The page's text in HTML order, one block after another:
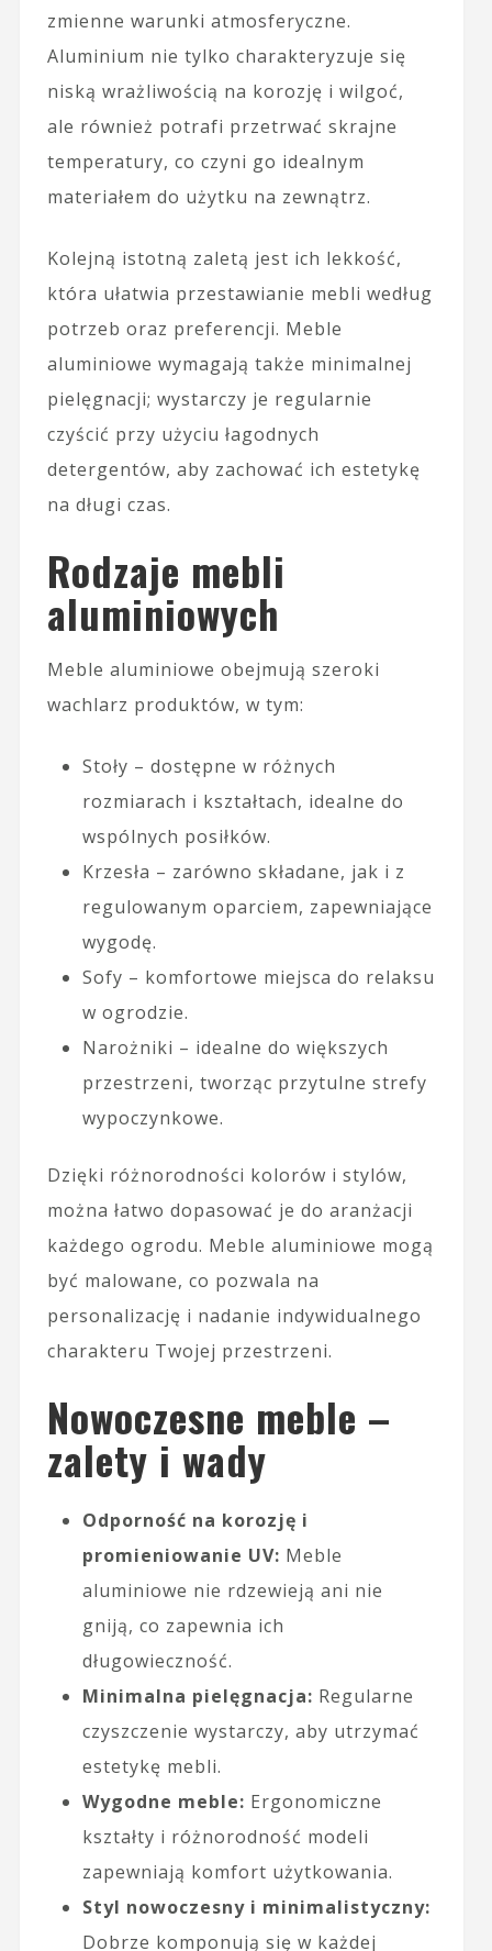
zmienne warunki atmosferyczne.
Aluminium nie tylko charakteryzuje się
niską wrażliwością na korozję i wilgoć,
ale również potrafi przetrwać skrajne
temperatury, co czyni go idealnym
materiałem do użytku na zewnątrz.
Kolejną istotną zaletą jest ich lekkość,
która ułatwia przestawianie mebli według
potrzeb oraz preferencji. Meble
aluminiowe wymagają także minimalnej
pielęgnacji; wystarczy je regularnie
czyścić przy użyciu łagodnych
detergentów, aby zachować ich estetykę
na długi czas.
Rodzaje mebli
aluminiowych
Meble aluminiowe obejmują szeroki
wachlarz produktów, w tym:
Stoły – dostępne w różnych
rozmiarach i kształtach, idealne do
wspólnych posiłków.
Krzesła – zarówno składane, jak i z
regulowanym oparciem, zapewniające
wygodę.
Sofy – komfortowe miejsca do relaksu
w ogrodzie.
Narożniki – idealne do większych
przestrzeni, tworząc przytulne strefy
wypoczynkowe.
Dzięki różnorodności kolorów i stylów,
można łatwo dopasować je do aranżacji
każdego ogrodu. Meble aluminiowe mogą
być malowane, co pozwala na
personalizację i nadanie indywidualnego
charakteru Twojej przestrzeni.
Nowoczesne meble –
zalety i wady
Odporność na korozję i
promieniowanie UV: Meble
aluminiowe nie rdzewieją ani nie
gniją, co zapewnia ich
długowieczność.
Minimalna pielęgnacja: Regularne
czyszczenie wystarczy, aby utrzymać
estetykę mebli.
Wygodne meble: Ergonomiczne
kształty i różnorodność modeli
zapewniają komfort użytkowania.
Styl nowoczesny i minimalistyczny:
Dobrze komponują się w każdej